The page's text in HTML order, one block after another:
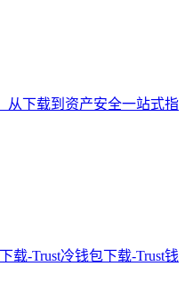
从下载到资产安全一站式指
载-Trust冷钱包下载-Trust钱